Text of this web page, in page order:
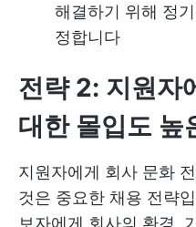
해결하기 위해 정
정합니다
전략 2: 지원자
대한 몰입도 높
지원자에게 회사 문화
것은 중요한 채용 전략
보자에게 회사의 환경,